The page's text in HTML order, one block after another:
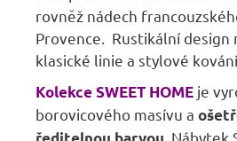
rovněž nádech
Provence. Rustikální
klasické linie a stylové
Kolekce SWEET HOME je
borovicového masívu a